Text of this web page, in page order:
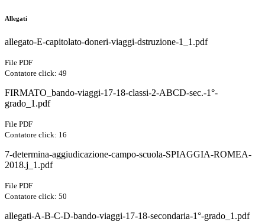
Allegati
allegato-E-capitolato-doneri-viaggi-dstruzione-1_1.pdf
File PDF
Contatore click: 49
FIRMATO_bando-viaggi-17-18-classi-2-ABCD-sec.-1°-
grado_1.pdf
File PDF
Contatore click: 16
7-determina-aggiudicazione-campo-scuola-SPIAGGIA-ROMEA-
2018.j_1.pdf
File PDF
Contatore click: 50
allegati-A-B-C-D-bando-viaggi-17-18-secondaria-1°-grado_1.pdf